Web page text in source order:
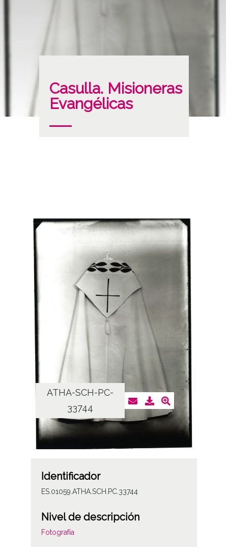
Casulla. Misioneras
Evangélicas
ATHA-SCH-PC-
33744
Identificador
ES.01059.ATHA.SCH.PC.33744
Nivel de descripción
Fotografía